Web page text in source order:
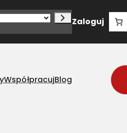
Zaloguj
WspółpracujBlog